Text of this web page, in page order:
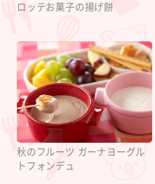
ロッテお菓子の揚げ餅
秋のフルーツ ガーナヨーグル
トフォンデュ